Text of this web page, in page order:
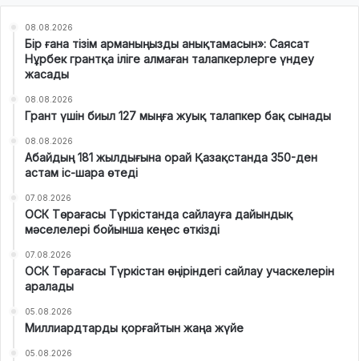
08.08.2026
Бір ғана тізім арманыңызды анықтамасын»: Саясат
Нұрбек грантқа іліге алмаған талапкерлерге үндеу
жасады
08.08.2026
Грант үшін биыл 127 мыңға жуық талапкер бақ сынады
08.08.2026
Абайдың 181 жылдығына орай Қазақстанда 350-ден
астам іс-шара өтеді
07.08.2026
ОСК Төрағасы Түркістанда сайлауға дайындық
мәселелері бойынша кеңес өткізді
07.08.2026
ОСК Төрағасы Түркістан өңіріндегі сайлау учаскелерін
аралады
05.08.2026
Миллиардтарды қорғайтын жаңа жүйе
05.08.2026